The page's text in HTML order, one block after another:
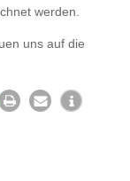
werden.
uns auf die